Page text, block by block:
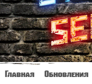
Главная Обновления